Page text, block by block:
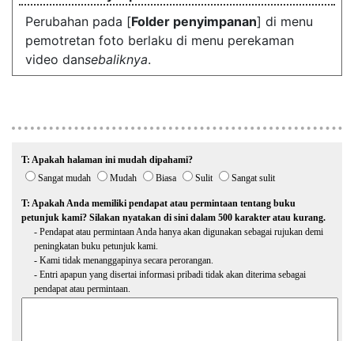
Perubahan pada [Folder penyimpanan] di menu
pemotretan foto berlaku di menu perekaman
video dansebaliknya.